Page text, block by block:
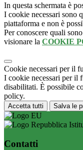
In questa schermata è
I cookie necessari sono
piattaforma e non è
Per conoscere quali
visionare la COOKIE
Cookie necessari per il
I cookie necessari per il
disabilitati. È possibile
policy.
Accetta tutti Salva le
Contatti